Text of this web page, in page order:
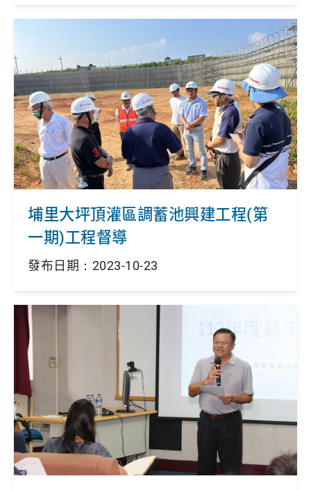
埔里大坪頂灌區調蓄池興建工程(第
一期)工程督導
發布日期：2023-10-23